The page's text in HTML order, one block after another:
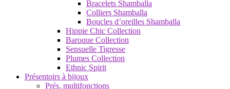
Bracelets Shamballa
Colliers Shamballa
Boucles d’oreilles Shamballa
Hippie Chic Collection
Baroque Collection
Sensuelle Tigresse
Plumes Collection
Ethnic Spirit
Présentoirs à bijoux
Prés. multifonctions